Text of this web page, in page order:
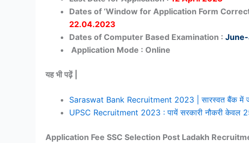
Dates of ‘Window for Application Form
22.04.2023
Dates of Computer Based Examination :
Application Mode : Online
यह भी पढ़ें |
Saraswat Bank Recruitment 2023 | सारस्वत बैंक में
UPSC Recruitment 2023 : पायें सरकारी नौकरी
Application Fee SSC Selection Post Ladakh